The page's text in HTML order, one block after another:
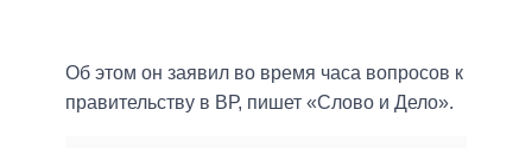
Об этом он заявил во время часа вопросов к
правительству в ВР, пишет «Слово и Дело».